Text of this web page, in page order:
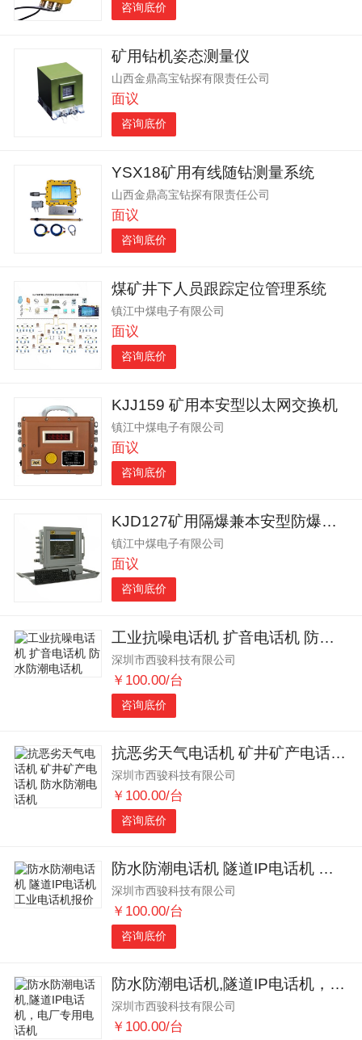
咨询底价
矿用钻机姿态测量仪
山西金鼎高宝钻探有限责任公司
面议
咨询底价
YSX18矿用有线随钻测量系统
山西金鼎高宝钻探有限责任公司
面议
咨询底价
煤矿井下人员跟踪定位管理系统
镇江中煤电子有限公司
面议
咨询底价
KJJ159 矿用本安型以太网交换机
镇江中煤电子有限公司
面议
咨询底价
KJD127矿用隔爆兼本安型防爆计算机 镇江中煤出品
镇江中煤电子有限公司
面议
咨询底价
工业抗噪电话机 扩音电话机 防水防潮电话机
深圳市西骏科技有限公司
￥100.00/台
咨询底价
抗恶劣天气电话机 矿井矿产电话机 防水防潮电话机
深圳市西骏科技有限公司
￥100.00/台
咨询底价
防水防潮电话机 隧道IP电话机 工业电话机报价
深圳市西骏科技有限公司
￥100.00/台
咨询底价
防水防潮电话机,隧道IP电话机，电厂专用电话机
深圳市西骏科技有限公司
￥100.00/台